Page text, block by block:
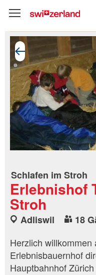
Schlafen im Stroh
Erlebnishof
Stroh
Adliswil 18
Herzlich willkommen
Erlebnisbauernhof
Hauptbahnhof